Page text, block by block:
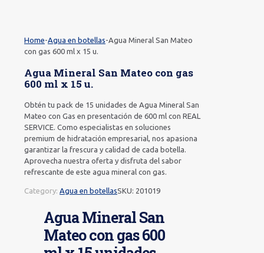
Home-Agua en botellas-Agua Mineral San Mateo
con gas 600 ml x 15 u.
Agua Mineral San Mateo con gas
600 ml x 15 u.
Obtén tu pack de 15 unidades de Agua Mineral San
Mateo con Gas en presentación de 600 ml con REAL
SERVICE. Como especialistas en soluciones
premium de hidratación empresarial, nos apasiona
garantizar la frescura y calidad de cada botella.
Aprovecha nuestra oferta y disfruta del sabor
refrescante de este agua mineral con gas.
Category: Agua en botellasSKU: 201019
Agua Mineral San
Mateo con gas 600